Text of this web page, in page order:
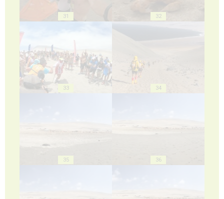
31 32
33 34
35 36